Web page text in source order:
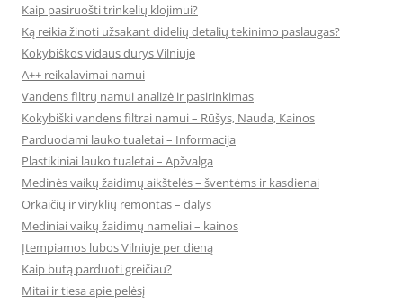
Kaip pasiruošti trinkelių klojimui?
Ką reikia žinoti užsakant didelių detalių tekinimo paslaugas?
Kokybiškos vidaus durys Vilniuje
A++ reikalavimai namui
Vandens filtrų namui analizė ir pasirinkimas
Kokybiški vandens filtrai namui – Rūšys, Nauda, Kainos
Parduodami lauko tualetai – Informacija
Plastikiniai lauko tualetai – Apžvalga
Medinės vaikų žaidimų aikštelės – šventėms ir kasdienai
Orkaičių ir viryklių remontas – dalys
Mediniai vaikų žaidimų nameliai – kainos
Įtempiamos lubos Vilniuje per dieną
Kaip butą parduoti greičiau?
Mitai ir tiesa apie pelėsį